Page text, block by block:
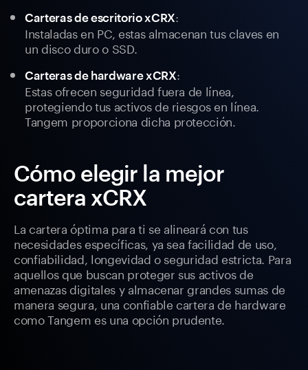
Carteras de escritorio xCRX:
Instaladas en PC, estas almacenan tus claves en
un disco duro o SSD.
Carteras de hardware xCRX:
Estas ofrecen seguridad fuera de línea,
protegiendo tus activos de riesgos en línea.
Tangem proporciona dicha protección.
Cómo elegir la mejor
cartera xCRX
La cartera óptima para ti se alineará con tus
necesidades específicas, ya sea facilidad de uso,
confiabilidad, longevidad o seguridad estricta. Para
aquellos que buscan proteger sus activos de
amenazas digitales y almacenar grandes sumas de
manera segura, una confiable cartera de hardware
como Tangem es una opción prudente.